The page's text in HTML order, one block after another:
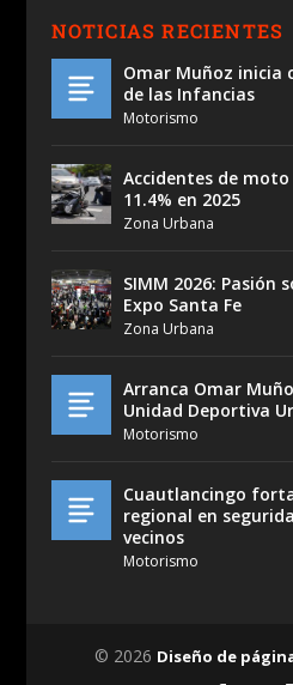
NOTICIAS RECIENTES
Omar Muñoz inicia
de las Infancias
Motorismo
Accidentes de
11.4% en 2025
Zona Urbana
SIMM 2026: Pasión
Expo Santa Fe
Zona Urbana
Arranca Omar
Unidad Deportiva
Motorismo
Cuautlancingo
regional en
vecinos
Motorismo
© 2026 Diseño de